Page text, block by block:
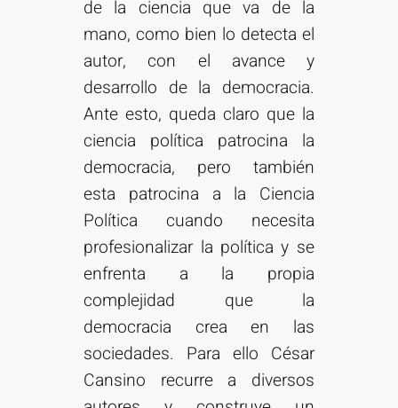
de la ciencia que va de la
mano, como bien lo detecta el
autor, con el avance y
desarrollo de la democracia.
Ante esto, queda claro que la
ciencia política patrocina la
democracia, pero también
esta patrocina a la Ciencia
Política cuando necesita
profesionalizar la política y se
enfrenta a la propia
complejidad que la
democracia crea en las
sociedades. Para ello César
Cansino recurre a diversos